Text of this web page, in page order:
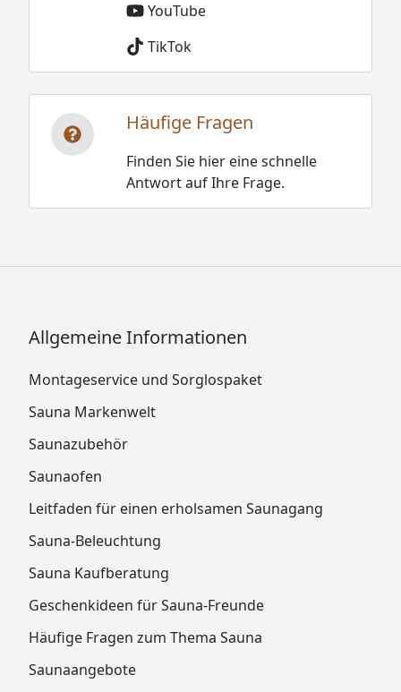
YouTube
TikTok
Häufige Fragen
Finden Sie hier eine schnelle
Antwort auf Ihre Frage.
Allgemeine Informationen
Montageservice und Sorglospaket
Sauna Markenwelt
Saunazubehör
Saunaofen
Leitfaden für einen erholsamen Saunagang
Sauna-Beleuchtung
Sauna Kaufberatung
Geschenkideen für Sauna-Freunde
Häufige Fragen zum Thema Sauna
Saunaangebote